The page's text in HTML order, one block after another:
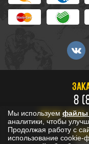
8
ПН-ПТ: 10:00
Мы используем файлы
аналитики, чтобы
Продолжая работу с
использование cookie-